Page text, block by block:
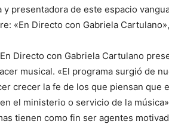
presentadora de este espacio
«En Directo con Gabriela
Directo con Gabriela Cartulano
musical. «El programa surgió de
crecer la fe de los que piensan que
el ministerio o servicio de la
tienen como fin ser agentes